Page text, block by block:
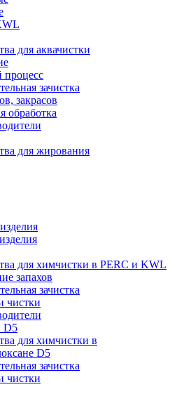
для аквачистки
зачистка
закрасов
обработка
для жирования
для химчистки в PERC и KWL
запахов
зачистка
чистки
D5
для химчистки в
D5
зачистка
чистки